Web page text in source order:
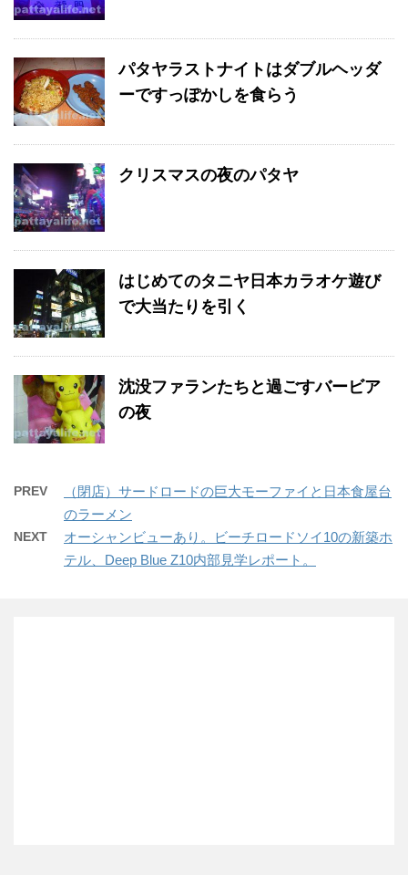
パタヤラストナイトはダブルヘッダ
ーですっぽかしを食らう
クリスマスの夜のパタヤ
はじめてのタニヤ日本カラオケ遊び
で大当たりを引く
沈没ファランたちと過ごすバービア
の夜
PREV
（閉店）サードロードの巨大モーファイと日本食屋台
のラーメン
NEXT
オーシャンビューあり。ビーチロードソイ10の新築ホ
テル、Deep Blue Z10内部見学レポート。